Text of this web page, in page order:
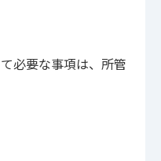
必要な事項は、所管